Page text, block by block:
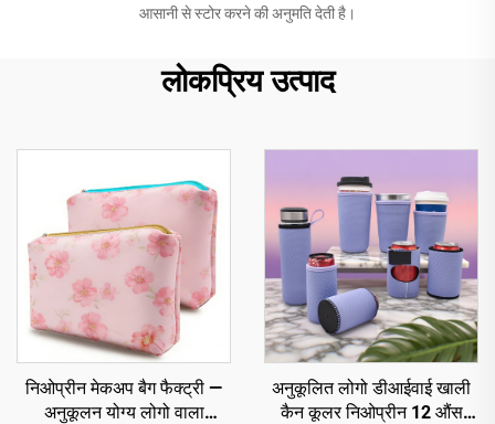
आसानी से स्टोर करने की अनुमति देती है।
लोकप्रिय उत्पाद
निओप्रीन मेकअप बैग फैक्ट्री —
अनुकूलन योग्य लोगो वाला
अनुकूलित लोगो डीआईवाई खाली
कैन कूलर निओप्रीन 12 औंस